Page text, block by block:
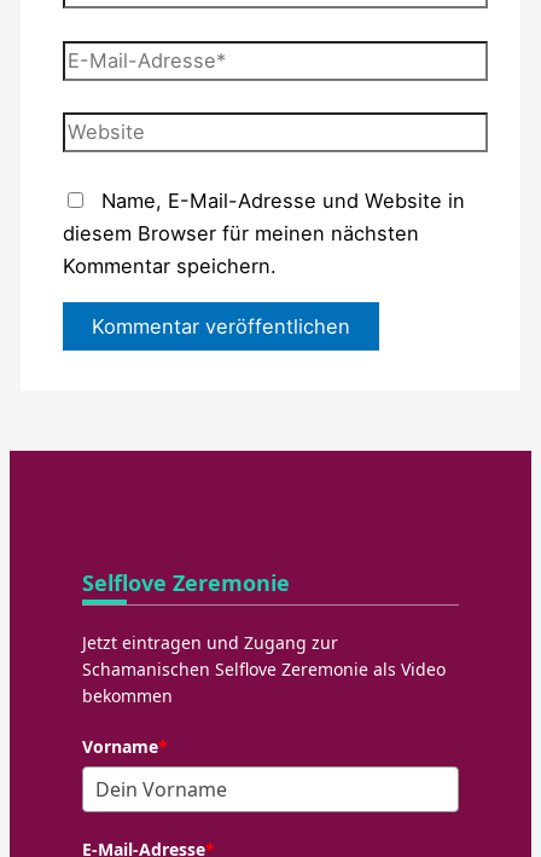
E-
Mail-
Adresse*
Website
Name, E-Mail-Adresse und Website in
diesem Browser für meinen nächsten
Kommentar speichern.
Selflove Zeremonie
Jetzt eintragen und Zugang zur
Schamanischen Selflove Zeremonie als Video
bekommen
Vorname*
E-Mail-Adresse*